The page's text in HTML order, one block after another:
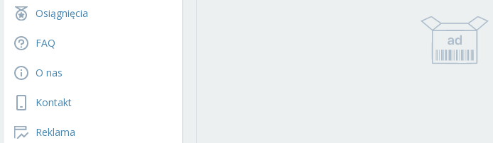
Osiągnięcia
FAQ
O nas
Kontakt
Reklama